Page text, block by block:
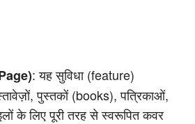
: यह सुविधा (feature)
पुस्तकों (books), पत्रिकाओं,
के लिए पूरी तरह से स्वरूपित कवर